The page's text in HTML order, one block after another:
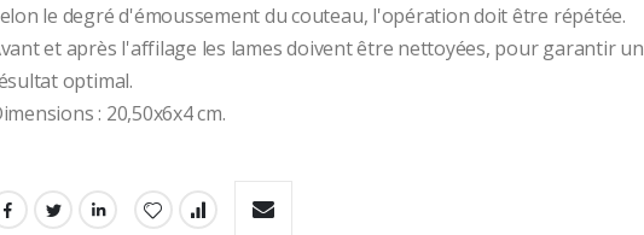
le degré d'émoussement du couteau, l'opération doit être répétée.
et après l'affilage les lames doivent être nettoyées, pour garantir un
optimal.
: 20,50x6x4 cm.